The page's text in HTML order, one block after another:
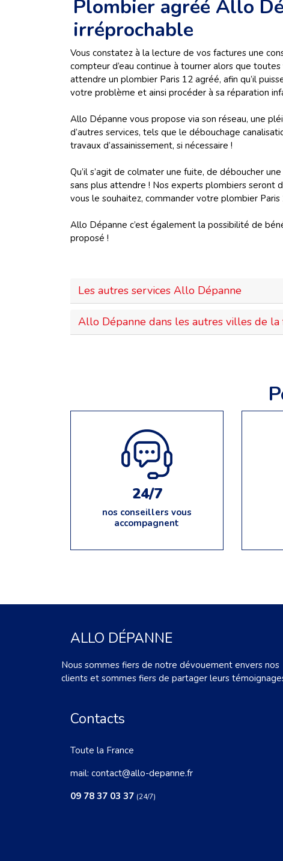
Plombier agréé Allo
irréprochable
Vous constatez à la lecture de vos factures une
compteur d’eau continue à tourner alors que
attendre un plombier Paris 12 agréé, afin qu’il
votre problème et ainsi procéder à sa réparation
Allo Dépanne vous propose via son réseau, une
d’autres services, tels que le débouchage
travaux d’assainissement, si nécessaire !
Qu’il s’agit de colmater une fuite, de déboucher
sans plus attendre ! Nos experts plombiers seront
vous le souhaitez, commander votre plombier
Allo Dépanne c’est également la possibilité de
proposé !
Les autres services Allo Dépanne
Allo Dépanne dans les autres villes de la
24/7
nos conseillers vous
accompagnent
ALLO DÉPANNE
Nous sommes fiers de notre dévouement envers nos
clients et sommes fiers de partager leurs
Contacts
Toute la France
mail: contact@allo-depanne.fr
09 78 37 03 37 (24/7)